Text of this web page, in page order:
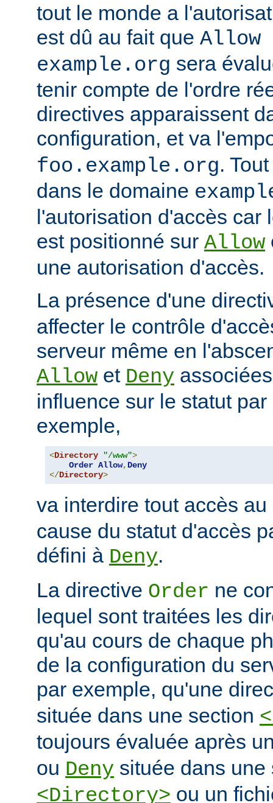
tout le monde a
est dû au fait que Allow
example.org sera
tenir compte de l'ordre
directives apparaissent
configuration, et va
foo.example.org.
dans le domaine
l'autorisation d'accès car
est positionné sur Allow
une autorisation d'accès.
La présence d'une
affecter le contrôle
serveur même en
Allow et Deny
influence sur le statut
exemple,
<Directory "/www">
Order Allow, Deny
</Directory>
va interdire tout accès
cause du statut d'accès
défini à Deny.
La directive Order ne
lequel sont traitées les
qu'au cours de chaque
de la configuration du
par exemple, qu'une
située dans une section
toujours évaluée après
ou Deny située dans une
<Directory> ou un